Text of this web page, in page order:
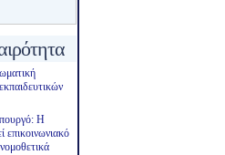
Η
επικοινωνιακό